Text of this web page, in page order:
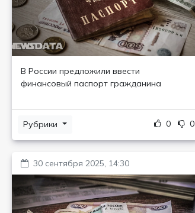
В России предложили ввести
финансовый паспорт гражданина
Рубрики 0 0
30 сентября 2025, 14:30